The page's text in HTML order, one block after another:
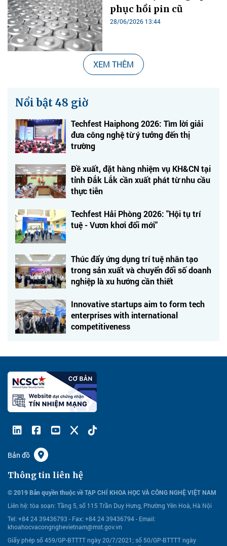
phục hồi pin cũ
28/06/2026 13:44
XEM THÊM
Nổi bật 48 giờ
Techfest Haiphong 2026: Tìm lời giải
đưa công nghệ từ ý tưởng đến thị
trường
Đề xuất, đặt hàng nhiệm vụ KH&CN tại
tỉnh Đắk Lắk cần xuất phát từ nhu cầu
thực tiễn
Techfest Hải Phòng 2026: "Hội tụ trí
tuệ - Vươn khơi đổi mới"
Thúc đẩy ứng dụng trí tuệ nhân tạo
trong sản xuất và chuyển đổi số doanh
nghiệp là xu hướng cần thiết
Innovative startups aim to form tech
enterprises with international
competitiveness
Bản đồ
Thông tin liên hệ
© 2019 Bản quyền thuộc về TẠP CHÍ KHOA HỌC VÀ CÔNG NGHỆ VIỆT NAM
Liên hệ: tòa soạn: Tầng 5, số 115 Trần Duy Hưng, Phường Yên Hoà, Hà Nội
Tel: +84 24 39436793 - Fax: +84 24 39436794 - Email:
khoahocvacongnghevietnam@mst.gov.vn
Giấy phép số 459/GP-BTTTT ngày 20/7/2021; số 50/GP-BTTTT ngày